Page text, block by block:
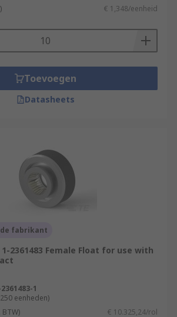
€ 1,348/eenheid
Toevoegen
Datasheets
fabrikant
2361483 Female Float for use with
1
eenheden)
BTW) € 10.325,24/rol